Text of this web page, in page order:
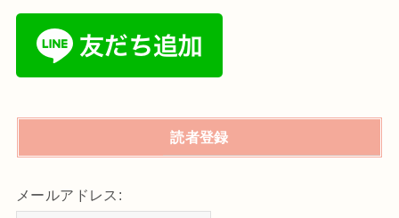
読者登録
メールアドレス: